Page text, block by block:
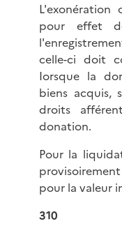
pour effet
celle-ci doit
Iorsque la
biens acquis,
droits
donation.
Pour la
pour la valeur
310